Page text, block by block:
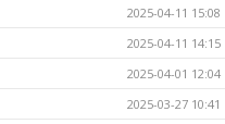
2025-04-11 15:08
2025-04-11 14:15
2025-04-01 12:04
2025-03-27 10:41